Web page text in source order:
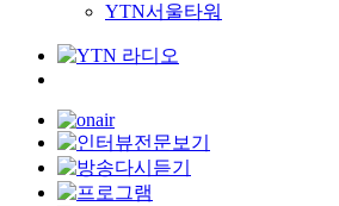
YTN서울타워